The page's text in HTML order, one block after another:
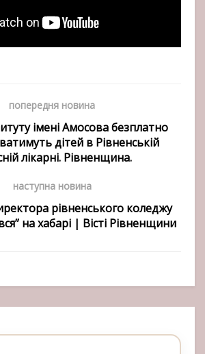
попередня новина
імені Амосова безплатно
дітей в Рівненській
лікарні. Рівненщина.
наступна новина
рівненського коледжу
на хабарі | Вісті Рівненщини